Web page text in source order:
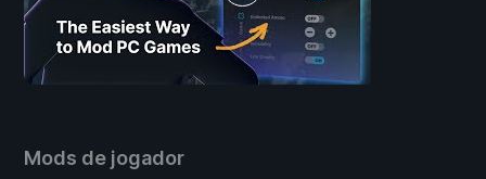
Mods de jogador